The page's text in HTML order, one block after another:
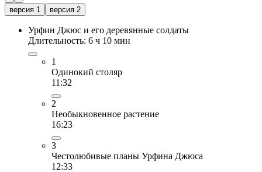
версия 1 версия 2
Урфин Джюс и его деревянные солдаты
Длительность: 6 ч 10 мин
1
Одинокий столяр
11:32
2
Необыкновенное растение
16:23
3
Честолюбивые планы Урфина Джюса
12:33